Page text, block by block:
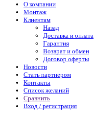
О компании
Монтаж
Клиентам
Назад
Доставка и оплата
Гарантия
Возврат и обмен
Договор оферты
Новости
Стать партнером
Контакты
Список желаний
Сравнить
Вход / регистрация